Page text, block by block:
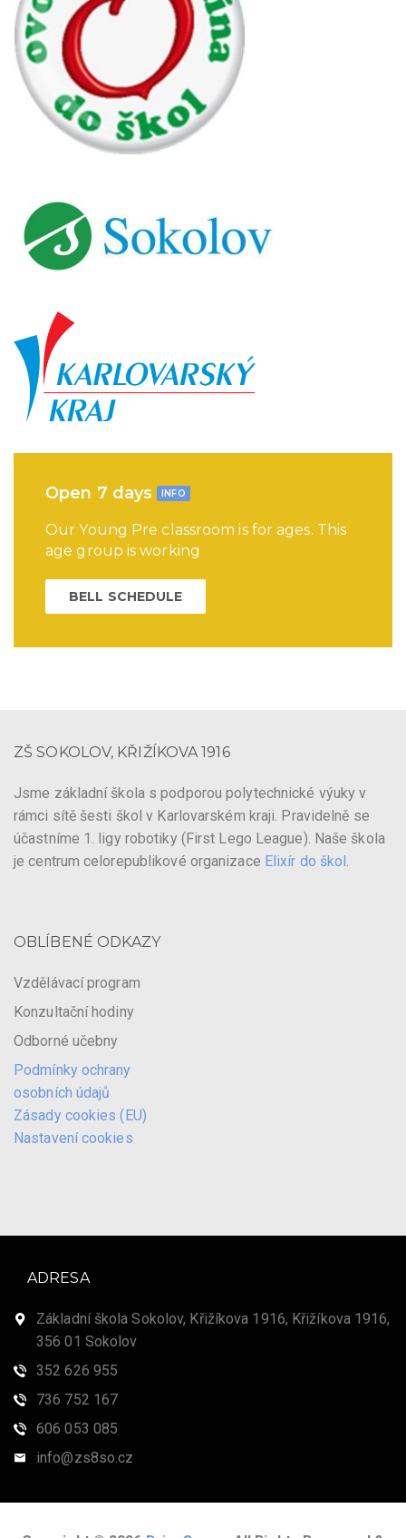
Open 7 days INFO
Our Young Pre classroom is for ages. This
age group is working
BELL SCHEDULE
ZŠ SOKOLOV, KŘIŽÍKOVA 1916
Jsme základní škola s podporou polytechnické výuky v
rámci sítě šesti škol v Karlovarském kraji. Pravidelně se
účastníme 1. ligy robotiky (First Lego League). Naše škola
je centrum celorepublikové organizace Elixír do škol .
OBLÍBENÉ ODKAZY
Vzdělávací program
Konzultační hodiny
Odborné učebny
Podmínky ochrany
osobních údajů
Zásady cookies (EU)
Nastavení cookies
ADRESA
Základní škola Sokolov, Křižíkova 1916, Křižíkova 1916,
356 01 Sokolov
352 626 955
736 752 167
606 053 085
info@zs8so.cz